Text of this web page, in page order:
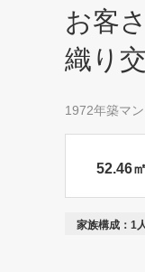
お客
織り
1972年築マ
52.46㎡
家族構成：1人